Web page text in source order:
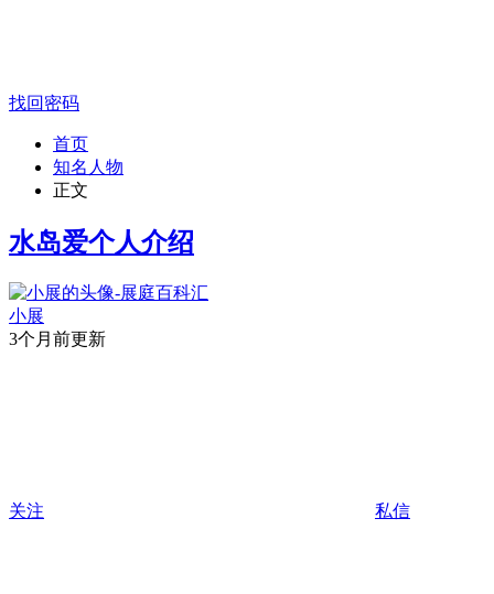
找回密码
首页
知名人物
正文
水岛爱个人介绍
小展
3个月前更新
关注 私信